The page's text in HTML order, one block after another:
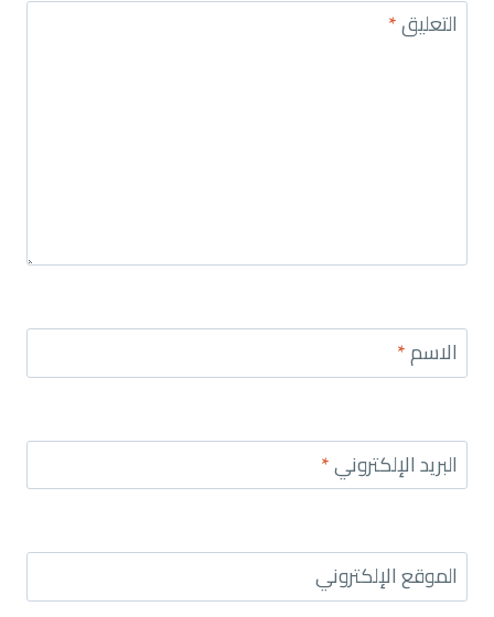
التعليق*
الاسم*
البريد الإلكتروني*
الموقع الإلكتروني